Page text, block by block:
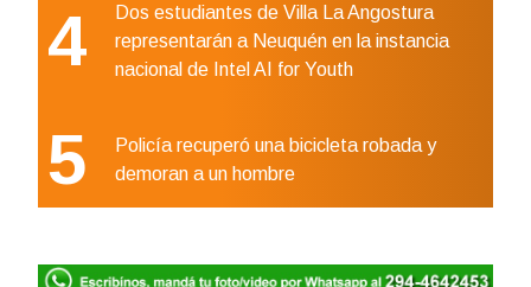
4
Dos estudiantes de Villa La Angostura
representarán a Neuquén en la instancia
nacional de Intel AI for Youth
5
Policía recuperó una bicicleta robada y
demoran a un hombre